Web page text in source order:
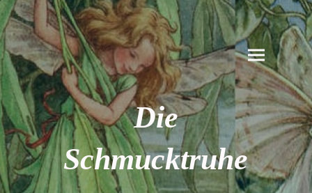
Die
Schmucktruhe